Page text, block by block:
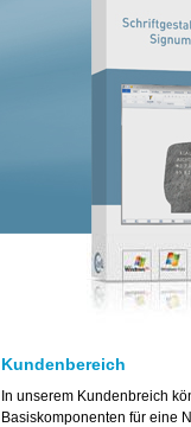
Kundenbereich
In unserem Kundenbreich
Basiskomponenten für eine